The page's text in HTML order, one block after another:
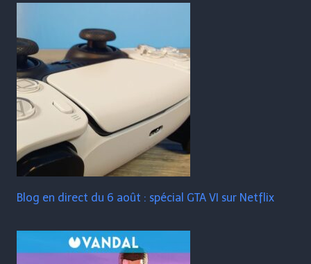
Blog en direct du 6 août : spécial GTA VI sur Netflix